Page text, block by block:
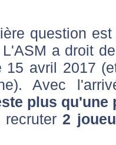
question
L'ASM a droit
15 avril 2017
Avec
plus qu'une
2